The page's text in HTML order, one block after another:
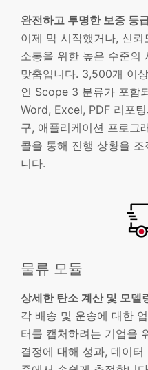
완전하고 투명한 보증 등
이제 막 시작했거나, 신
소통을 위한 높은 수준의
맞춤입니다. 3,500개 이
인 Scope 3 분류가 포함
Word, Excel, PDF 리포
구, 애플리케이션 프로그
콜을 통해 진행 상황을
니다.
물류 모듈
상세한 탄소 계산 및 모델
각 배송 및 운송에 대한
터를 캡처하려는 기업을
결정에 대해 성과, 데이